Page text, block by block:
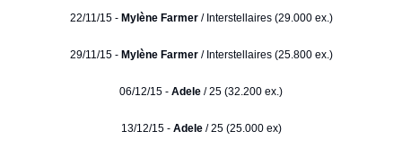
22/11/15 - Mylène Farmer/ Interstellaires (29.000 ex.)
29/11/15 - Mylène Farmer/ Interstellaires (25.800 ex.)
06/12/15 - Adele / 25 (32.200 ex.)
13/12/15 - Adele / 25 (25.000 ex)